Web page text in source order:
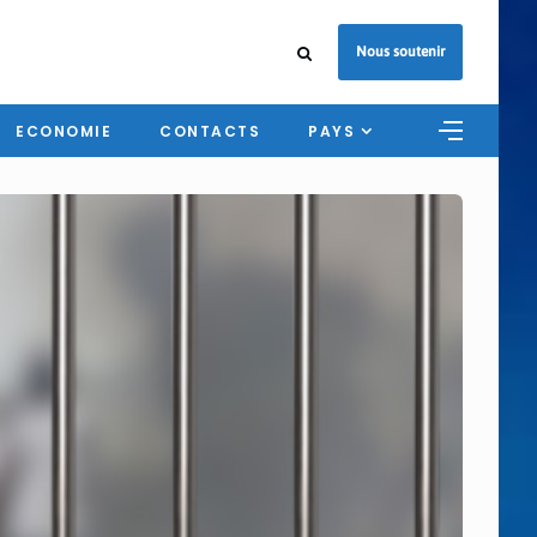
Nous soutenir
ECONOMIE CONTACTS PAYS